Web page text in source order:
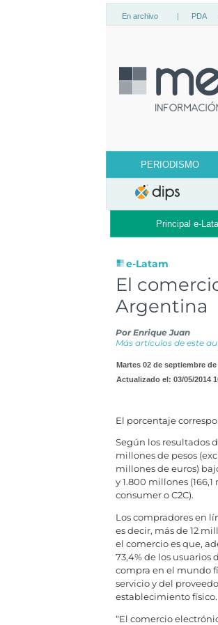
En archivo | PDA
PERIODISMO
Principal e-
e-Latam
El
Argentina
PorEnrique Juan
Más artículos de este
martes 02 de septiembre de
Actualizado el: 03/05/2014
El porcentaje
Según los resultados
millones de pesos
millones de euros)
y 1.800 millones
consumer o C2C).
Los compradores en
es decir, más de 12
el comercio es que,
73,4% de los
compra en el mundo
servicio y del
establecimiento físico.
“El comercio